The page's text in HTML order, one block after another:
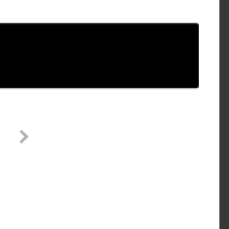
página web,
de propiedad